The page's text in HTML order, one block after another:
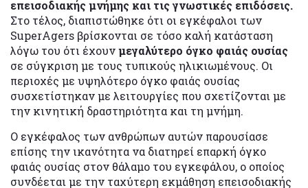
επεισοδιακής μνήμης και τις γνωστικές επιδόσεις.
Στο τέλος, διαπιστώθηκε ότι οι εγκέφαλοι των
SuperAgers βρίσκονται σε τόσο καλή κατάσταση
λόγω του ότι έχουνμεγαλύτερο όγκο φαιάς ουσίας
σε σύγκριση με τους τυπικούς ηλικιωμένους. Οι
περιοχές με υψηλότερο όγκο φαιάς ουσίας
συσχετίστηκαν με λειτουργίες που σχετίζονται με
την κινητική δραστηριότητα και τη μνήμη.
Ο εγκέφαλος των ανθρώπων αυτών παρουσίασε
επίσης την ικανότητα να διατηρεί επαρκή όγκο
φαιάς ουσίας στον θάλαμο του εγκεφάλου, ο οποίος
συνδέεται με την ταχύτερη εκμάθηση επεισοδιακής